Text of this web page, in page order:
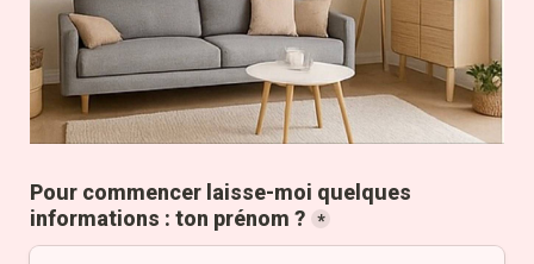
Pour commencer laisse-moi quelques
informations : ton prénom ?
*